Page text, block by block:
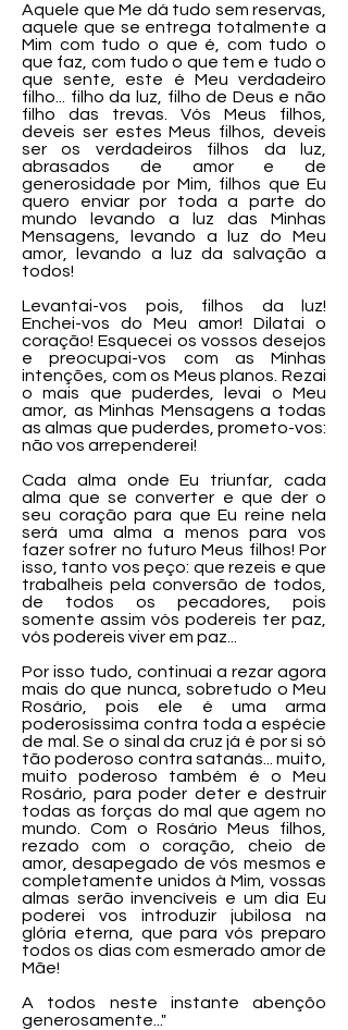
Aquele que Me dá tudo sem reservas,
aquele que se entrega totalmente a
Mim com tudo o que é, com tudo o
que faz, com tudo o que tem e tudo o
que sente, este é Meu verdadeiro
filho... filho da luz, filho de Deus e não
filho das trevas. Vós Meus filhos,
deveis ser estes Meus filhos, deveis
ser os verdadeiros filhos da luz,
abrasados de amor e de
generosidade por Mim, filhos que Eu
quero enviar por toda a parte do
mundo levando a luz das Minhas
Mensagens, levando a luz do Meu
amor, levando a luz da salvação a
todos!
Levantai-vos pois, filhos da luz!
Enchei-vos do Meu amor! Dilatai o
coração! Esquecei os vossos desejos
e preocupai-vos com as Minhas
intenções, com os Meus planos. Rezai
o mais que puderdes, levai o Meu
amor, as Minhas Mensagens a todas
as almas que puderdes, prometo-vos:
não vos arrependerei!
Cada alma onde Eu triunfar, cada
alma que se converter e que der o
seu coração para que Eu reine nela
será uma alma a menos para vos
fazer sofrer no futuro Meus filhos! Por
isso, tanto vos peço: que rezeis e que
trabalheis pela conversão de todos,
de todos os pecadores, pois
somente assim vós podereis ter paz,
vós podereis viver em paz...
Por isso tudo, continuai a rezar agora
mais do que nunca, sobretudo o Meu
Rosário, pois ele é uma arma
poderosíssima contra toda a espécie
de mal. Se o sinal da cruz já é por si só
tão poderoso contra satanás... muito,
muito poderoso também é o Meu
Rosário, para poder deter e destruir
todas as forças do mal que agem no
mundo. Com o Rosário Meus filhos,
rezado com o coração, cheio de
amor, desapegado de vós mesmos e
completamente unidos à Mim, vossas
almas serão invencíveis e um dia Eu
poderei vos introduzir jubilosa na
glória eterna, que para vós preparo
todos os dias com esmerado amor de
Mãe!
A todos neste instante abençôo
generosamente..."